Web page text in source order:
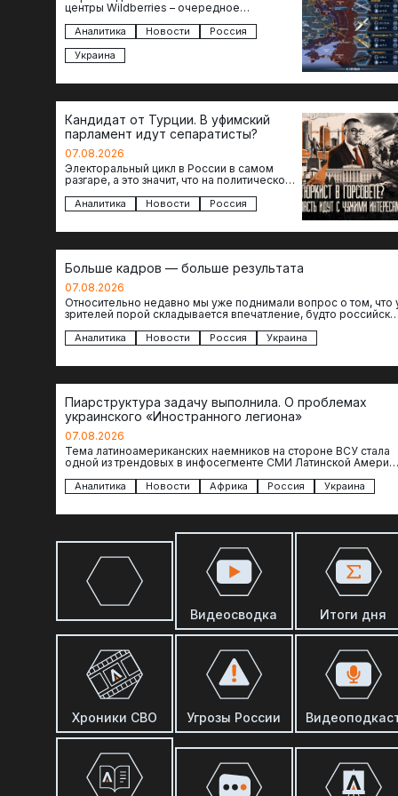
центры Wildberries – очередное
российского тыла. И суть здесь даже не…
Аналитика Новости
Россия
Украина
Кандидат от Турции. В уфимский
парламент идут сепаратисты?
07.08.2026
Электоральный цикл в России в самом
разгаре, а это значит, что на политическое
сомнительной репутацией….
Аналитика Новости Россия
Больше кадров — больше результата
07.08.2026
Относительно недавно мы уже поднимали вопрос о том, что
зрителей порой складывается впечатление, будто
Аналитика Новости Россия Украина
Пиарструктура задачу выполнила. О проблемах
украинского «Иностранного легиона»
07.08.2026
Тема латиноамериканских наемников на стороне ВСУ стала
одной из трендовых в инфосегменте СМИ Латинской
Аналитика Новости Африка Россия Украина
Видеосводка Итоги дня
Хроники СВО Угрозы России